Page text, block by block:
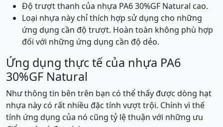
Độ trượt thanh của nhựa PA6 30%GF Natural cao.
Loại nhựa này chỉ thích hợp sử dụng cho những
ứng dụng cần độ trượt. Hoàn toàn không phù hợp
đối với những ứng dụng cần độ dẻo.
Ứng dụng thực tế của nhựa PA6
30%GF Natural
Như thông tin bên trên bạn có thể thấy được dòng hạt
nhựa này có rất nhiều đặc tính vượt trội. Chính vì thế
tính ứng dụng của nó cũng tỷ lệ thuận với những ưu